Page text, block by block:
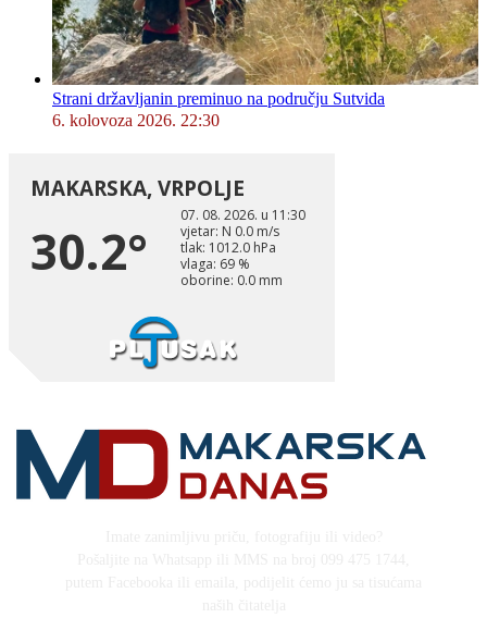
Strani državljanin preminuo na području Sutvida
6. kolovoza 2026. 22:30